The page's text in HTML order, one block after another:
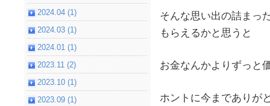
そんな思い出の詰まっ
もらえるかと思うと
お金なんかよりずっと
ホントに今までありが
2024.04 (1)
2024.03 (1)
2024.01 (1)
2023.11 (2)
2023.10 (1)
2023.09 (1)